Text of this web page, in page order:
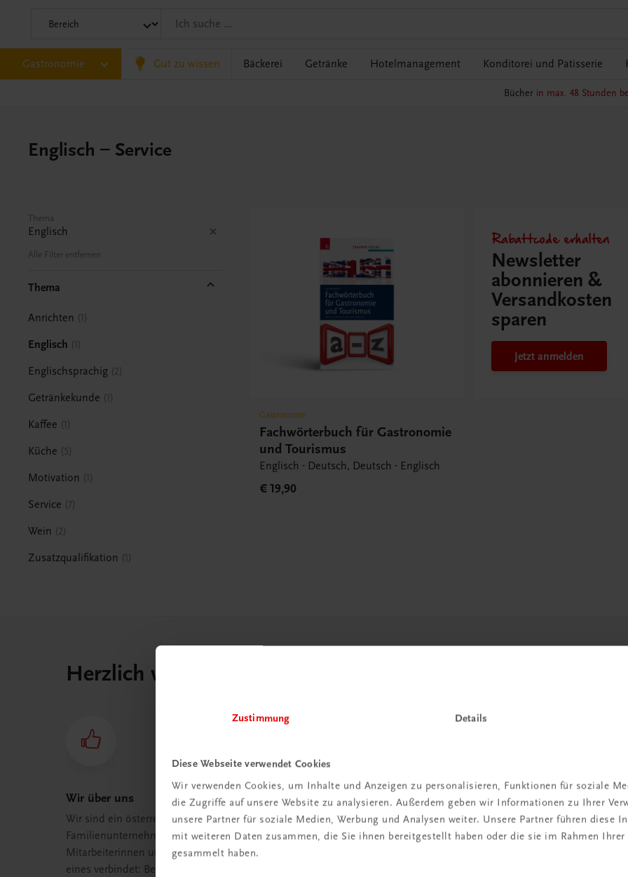
Zustimmung Details
Diese Webseite verwendet Cookies
Wir verwenden Cookies, um Inhalte und Anzeigen zu personalisieren, Funktionen für soziale
die Zugriffe auf unsere Website zu analysieren. Außerdem geben wir Informationen zu Ihrer
unsere Partner für soziale Medien, Werbung und Analysen weiter. Unsere Partner führen diese
mit weiteren Daten zusammen, die Sie ihnen bereitgestellt haben oder die sie im Rahmen
gesammelt haben.
Gastronomie Gut zu wissen Bäckerei Getränke Hotelmanagement Konditorei und Patisserie
Bücher in max. 48 Stunden
Englisch – Service
Thema
Englisch
Alle Filter entfernen
Thema
Anrichten 1
Englisch 1
Englischsprachig 2
Getränkekunde 1
Kaffee 1
Küche 5
Motivation 1
Service 7
Wein 2
Zusatzqualifikation 1
Gastronomie
Fachwörterbuch für Gastronomie
und Tourismus
Englisch - Deutsch, Deutsch - Englisch
€ 19,90
Rabattcode erhalten
Newsletter
abonnieren &
Versandkosten
sparen
Jetzt anmelden
Herzlich willkommen bei TRAUNER!
Wir über uns
Wir sind ein österreichisches
Familienunternehmen mit 75
Mitarbeiterinnen und Mitarbeitern, die
eines verbindet: Begeisterung für
Wir sind gerne für Sie da
TRAUNER Verlag + Buchservice GmbH
Köglstraße 14 | 4020 Linz